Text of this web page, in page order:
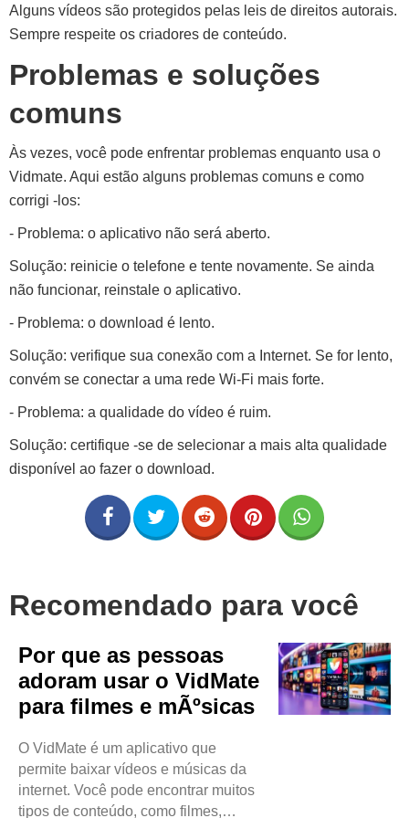
Alguns vídeos são protegidos pelas leis de direitos autorais.
Sempre respeite os criadores de conteúdo.
Problemas e soluções
comuns
Às vezes, você pode enfrentar problemas enquanto usa o
Vidmate. Aqui estão alguns problemas comuns e como
corrigi -los:
- Problema: o aplicativo não será aberto.
Solução: reinicie o telefone e tente novamente. Se ainda
não funcionar, reinstale o aplicativo.
- Problema: o download é lento.
Solução: verifique sua conexão com a Internet. Se for lento,
convém se conectar a uma rede Wi-Fi mais forte.
- Problema: a qualidade do vídeo é ruim.
Solução: certifique -se de selecionar a mais alta qualidade
disponível ao fazer o download.
Recomendado para você
Por que as pessoas
adoram usar o VidMate
para filmes e mÃºsicas
O VidMate é um aplicativo que
permite baixar vídeos e músicas da
internet. Você pode encontrar muitos
tipos de conteúdo, como filmes,